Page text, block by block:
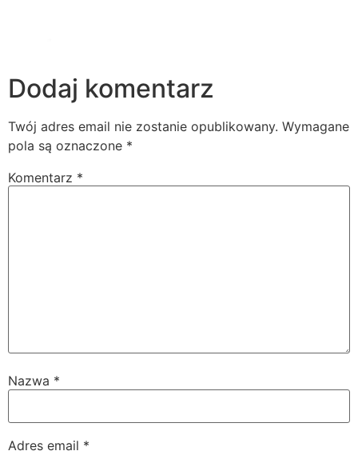
Dodaj komentarz
Twój adres email nie zostanie opublikowany. Wymagane
pola są oznaczone *
Komentarz *
Nazwa *
Adres email *